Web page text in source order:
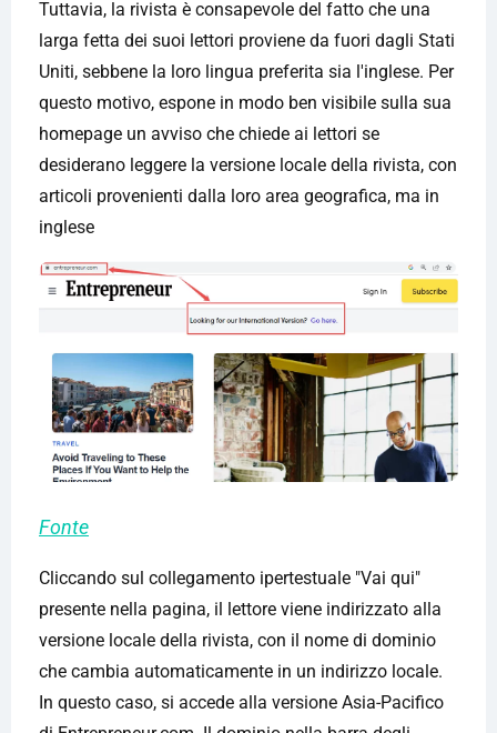
Tuttavia, la rivista è consapevole del fatto che una
larga fetta dei suoi lettori proviene da fuori dagli Stati
Uniti, sebbene la loro lingua preferita sia l'inglese. Per
questo motivo, espone in modo ben visibile sulla sua
homepage un avviso che chiede ai lettori se
desiderano leggere la versione locale della rivista, con
articoli provenienti dalla loro area geografica, ma in
inglese
Fonte
Cliccando sul collegamento ipertestuale "Vai qui"
presente nella pagina, il lettore viene indirizzato alla
versione locale della rivista, con il nome di dominio
che cambia automaticamente in un indirizzo locale.
In questo caso, si accede alla versione Asia-Pacifico